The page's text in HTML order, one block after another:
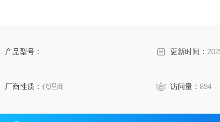
产品型号： 更新时间：
厂商性质：代理商 访问量： 894